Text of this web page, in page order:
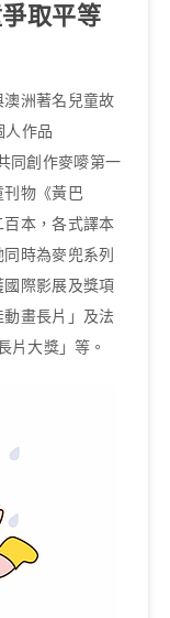
取平等
洲著名兒童故
作品
同創作麥嘜第一
物《黃巴
本，各式譯本
時為麥兜系列
際影展及獎項
畫長片」及法
片大獎」等。